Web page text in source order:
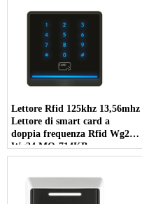
Lettore Rfid 125khz 13,56mhz
Lettore di smart card a
doppia frequenza Rfid Wg26
Wg34 MQ-714KB